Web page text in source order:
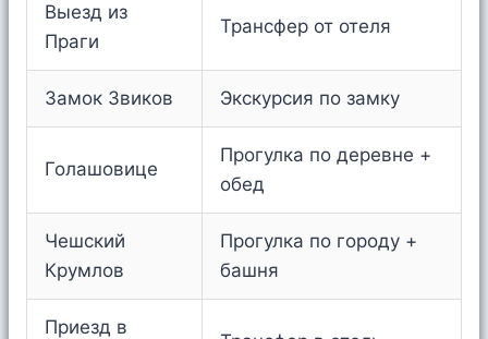
Выезд из
Праги
Трансфер от отеля
Замок Звиков Экскурсия по замку
Голашовице
Прогулка по деревне +
обед
Чешский
Крумлов
Прогулка по городу +
башня
Приезд в